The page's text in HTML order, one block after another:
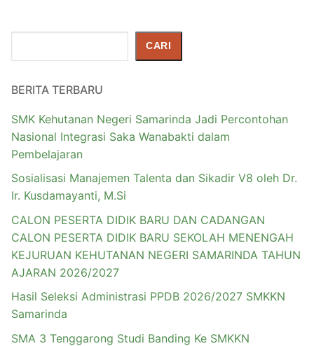
CARI
BERITA TERBARU
SMK Kehutanan Negeri Samarinda Jadi Percontohan
Nasional Integrasi Saka Wanabakti dalam
Pembelajaran
Sosialisasi Manajemen Talenta dan Sikadir V8 oleh Dr.
Ir. Kusdamayanti, M.Si
CALON PESERTA DIDIK BARU DAN CADANGAN
CALON PESERTA DIDIK BARU SEKOLAH MENENGAH
KEJURUAN KEHUTANAN NEGERI SAMARINDA TAHUN
AJARAN 2026/2027
Hasil Seleksi Administrasi PPDB 2026/2027 SMKKN
Samarinda
SMA 3 Tenggarong Studi Banding Ke SMKKN